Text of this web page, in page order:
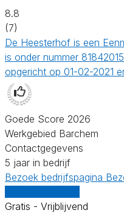
8.8
(7)
De Heesterhof is een
is onder nummer
opgericht op 01-02-2021
Goede Score 2026
Werkgebied Barchem
Contactgegevens
5 jaar in bedrijf
Bezoek bedrijfspagina
Gratis - Vrijblijvend